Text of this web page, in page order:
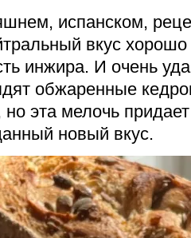
испанском,
вкус хорошо
инжира. И очень
обжаренные
эта мелочь
новый вкус.